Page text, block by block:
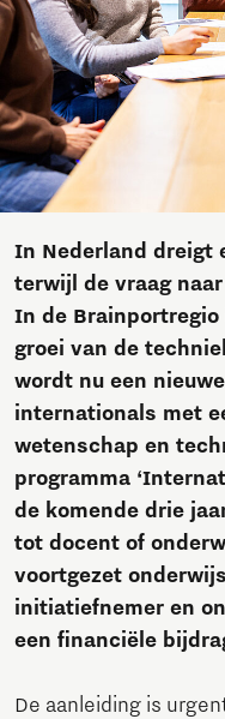
In Nederland dreigt
terwijl de vraag
In de
groei van de
wordt nu een
internationals met
wetenschap en
programma
de komende drie
tot docent of
voortgezet
initiatiefnemer en
een financiële
De aanleiding is